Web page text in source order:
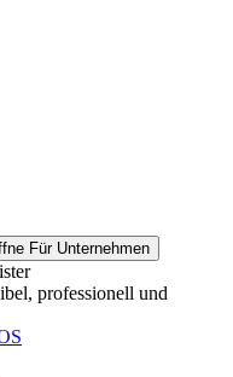
Für Unternehmen
professionell und